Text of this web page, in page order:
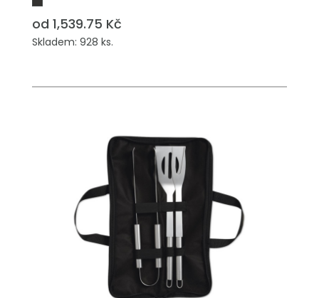
od 1,539.75 Kč
Skladem: 928 ks.